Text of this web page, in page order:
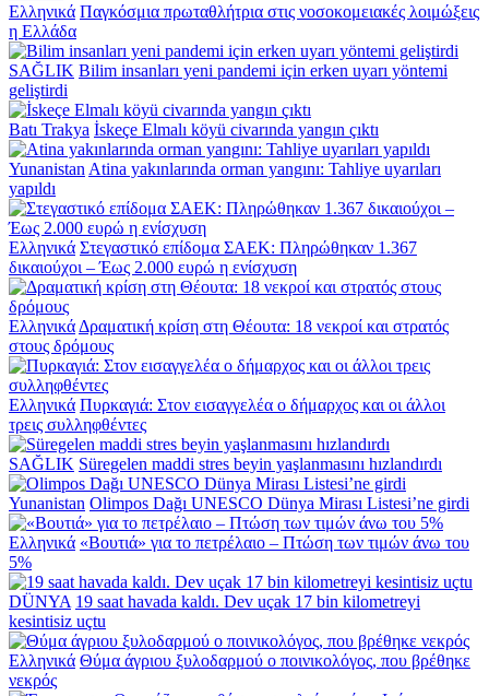
Ελληνικά Παγκόσμια πρωταθλήτρια στις νοσοκομειακές λοιμώξεις
η Ελλάδα
SAĞLIK Bilim insanları yeni pandemi için erken uyarı yöntemi
geliştirdi
Batı Trakya İskeçe Elmalı köyü civarında yangın çıktı
Yunanistan Atina yakınlarında orman yangını: Tahliye uyarıları
yapıldı
Ελληνικά Στεγαστικό επίδομα ΣΑΕΚ: Πληρώθηκαν 1.367
δικαιούχοι – Έως 2.000 ευρώ η ενίσχυση
Ελληνικά Δραματική κρίση στη Θέουτα: 18 νεκροί και στρατός
στους δρόμους
Ελληνικά Πυρκαγιά: Στον εισαγγελέα ο δήμαρχος και οι άλλοι
τρεις συλληφθέντες
SAĞLIK Süregelen maddi stres beyin yaşlanmasını hızlandırdı
Yunanistan Olimpos Dağı UNESCO Dünya Mirası Listesi’ne girdi
Ελληνικά «Βουτιά» για το πετρέλαιο – Πτώση των τιμών άνω του
5%
DÜNYA 19 saat havada kaldı. Dev uçak 17 bin kilometreyi
kesintisiz uçtu
Ελληνικά Θύμα άγριου ξυλοδαρμού ο ποινικολόγος, που βρέθηκε
νεκρός